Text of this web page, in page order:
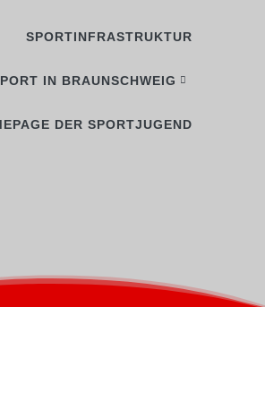
SPORTINFRASTRUKTUR
IN BRAUNSCHWEIG
DER SPORTJUGEND